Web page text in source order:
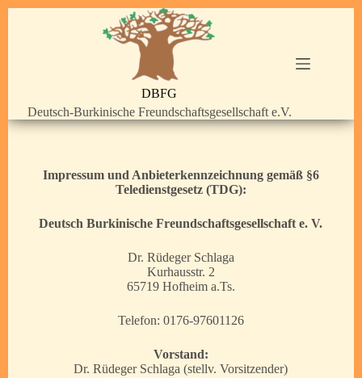
DBFG
Deutsch-Burkinische Freundschaftsgesellschaft e.V.
Impressum und Anbieterkennzeichnung gemäß §6
Teledienstgesetz (TDG):
Deutsch Burkinische Freundschaftsgesellschaft e. V.
Dr. Rüdeger Schlaga
Kurhausstr. 2
65719 Hofheim a.Ts.
Telefon: 0176-97601126
Vorstand:
Dr. Rüdeger Schlaga (stellv. Vorsitzender)